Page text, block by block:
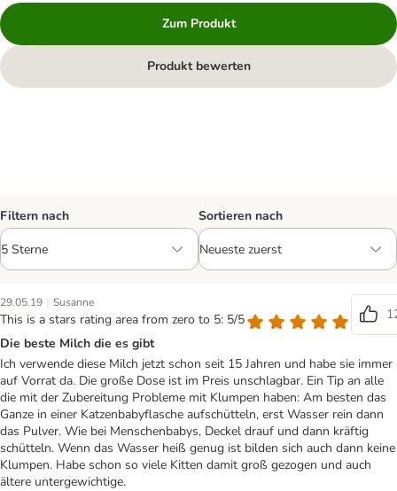
Zum Produkt
Produkt bewerten
Filtern nach Sortieren nach
29.05.19 | Susanne
This is a stars rating area from zero to 5: 5/5
Die beste Milch die es gibt
Ich verwende diese Milch jetzt schon seit 15 Jahren und habe sie immer
auf Vorrat da. Die große Dose ist im Preis unschlagbar. Ein Tip an alle
die mit der Zubereitung Probleme mit Klumpen haben: Am besten das
Ganze in einer Katzenbabyflasche aufschütteln, erst Wasser rein dann
das Pulver. Wie bei Menschenbabys, Deckel drauf und dann kräftig
schütteln. Wenn das Wasser heiß genug ist bilden sich auch dann keine
Klumpen. Habe schon so viele Kitten damit groß gezogen und auch
ältere untergewichtige.